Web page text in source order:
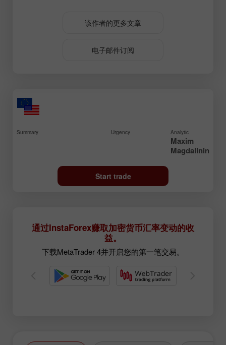
该作者的更多文章
电子邮件订阅
Summary Urgency Analytic
Maxim
Magdalinin
Start trade
通过InstaForex赚取加密货币汇率变动的收
益。
下载MetaTrader 4并开启您的第一笔交易。